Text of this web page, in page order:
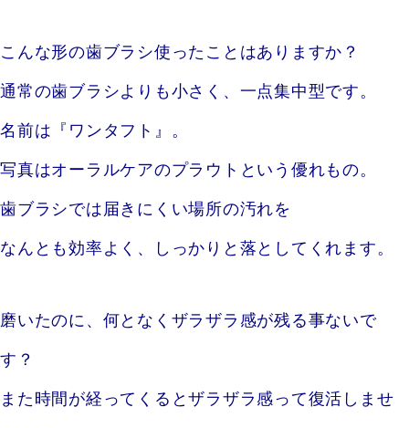
こんな形の歯ブラシ使ったことはありますか？
通常の歯ブラシよりも小さく、一点集中型です。
名前は『ワンタフト』。
写真はオーラルケアのプラウトという優れもの。
歯ブラシでは届きにくい場所の汚れを
なんとも効率よく、しっかりと落としてくれます。
磨いたのに、何となくザラザラ感が残る事ないで
す？
また時間が経ってくるとザラザラ感って復活しませ